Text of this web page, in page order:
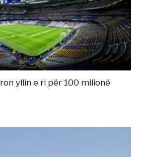
yllin e ri për 100 milionë